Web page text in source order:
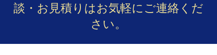
談・お見積りはお気軽にご連絡くだ
さい。